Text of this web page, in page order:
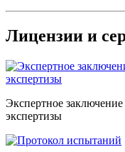
Лицензии и
Экспертное
экспертизы